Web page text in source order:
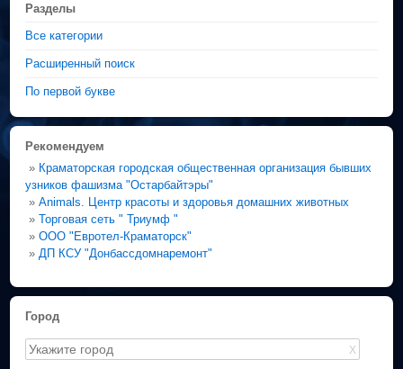
Разделы
Все категории
Расширенный поиск
По первой букве
Рекомендуем
» Краматорская городская общественная организация бывших
узников фашизма "Остарбайтэры"
»Animals. Центр красоты и здоровья домашних животных
»Торговая сеть " Триумф "
»ООО "Евротел-Краматорск"
» ДП КСУ "Донбассдомнаремонт"
Город
X